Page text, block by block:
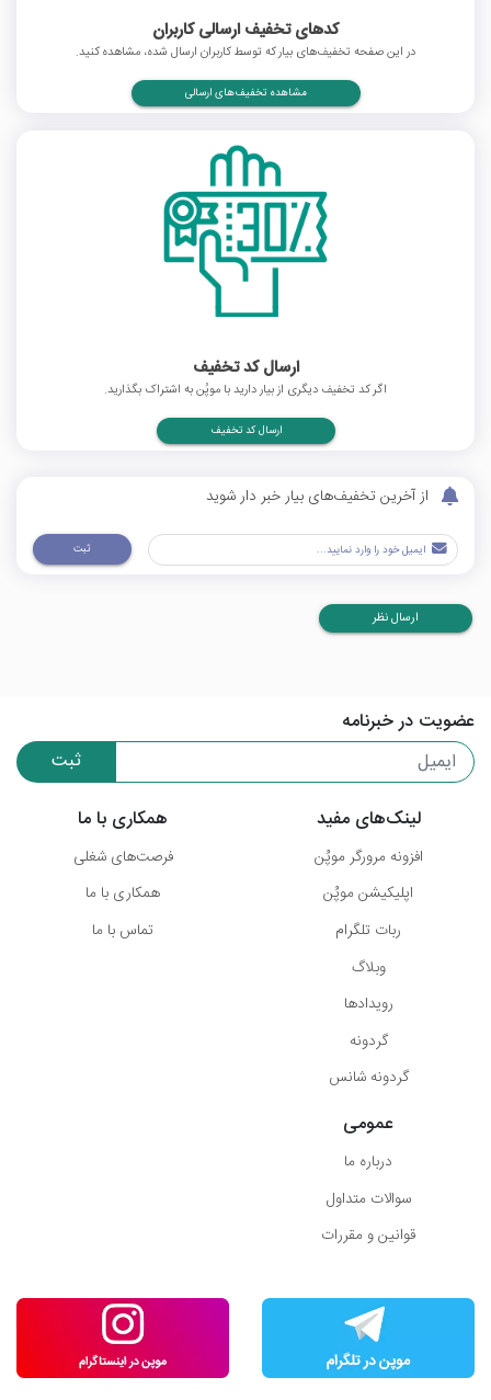
کدهای تخفیف ارسالی کاربران
در این صفحه تخفیف‌های بیار که توسط کاربران ارسال شده، مشاهده کنید.
مشاهده تخفیف‌های ارسالی
ارسال کد تخفیف
اگر کد تخفیف دیگری از بیار دارید با موپُن به اشتراک بگذارید.
ارسال کد تخفیف
از آخرین تخفیف‌های بیار خبر دار شوید
ثبت
ارسال نظر
عضویت در خبرنامه
ثبت
لینک‌های مفید
افزونه مرورگر موپُن
اپلیکیشن موپُن
ربات تلگرام
وبلاگ
رویدادها
گردونه
گردونه شانس
همکاری با ما
فرصت‌های شغلی
همکاری با ما
تماس با ما
عمومی
درباره ما
سوالات متداول
قوانین و مقررات